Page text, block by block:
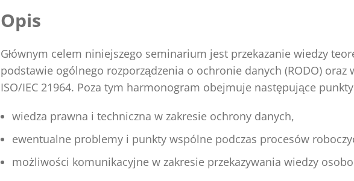
Opis
Głównym celem niniejszego seminarium jest przekazanie wiedzy
podstawie ogólnego rozporządzenia o ochronie danych (RODO) oraz
ISO/IEC 21964. Poza tym harmonogram obejmuje następujące
wiedza prawna i techniczna w zakresie ochrony danych,
ewentualne problemy i punkty wspólne podczas procesów
możliwości komunikacyjne w zakresie przekazywania wiedzy